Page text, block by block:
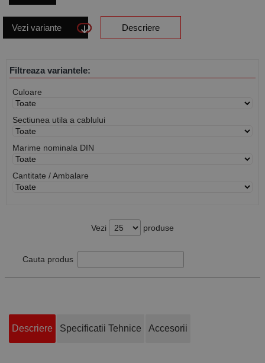
Vezi variante Descriere
Filtreaza variantele:
Culoare
Sectiunea utila a cablului
Marime nominala DIN
Cantitate / Ambalare
Vezi produse
Cauta produs
Descriere Specificatii Tehnice Accesorii